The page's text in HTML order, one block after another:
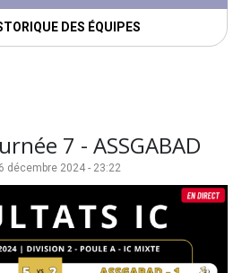
DES ÉQUIPES
7 - ASSGABAD
décembre 2024 - 23:22